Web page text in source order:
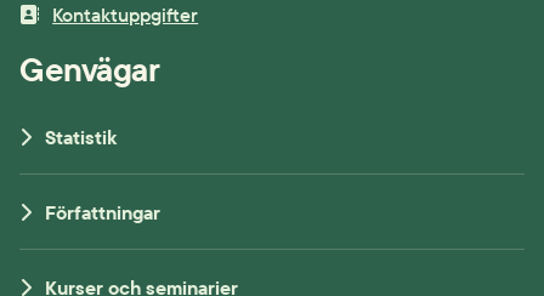
Kontaktuppgifter
Genvägar
Statistik
Författningar
Kurser och seminarier